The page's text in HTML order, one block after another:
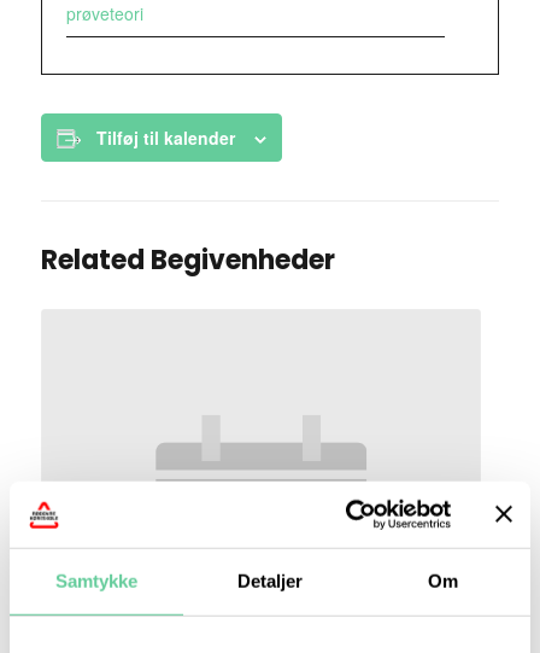
Samtykke Detaljer Om
prøveteori
Tilføj til kalender
Related Begivenheder